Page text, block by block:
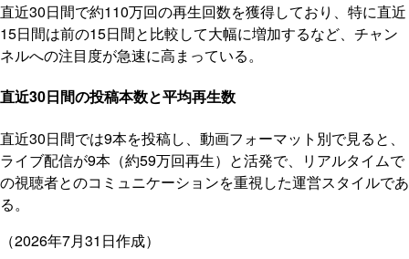
直近30日間で約110万回の再生回数を獲得しており、特に直近
15日間は前の15日間と比較して大幅に増加するなど、チャン
ネルへの注目度が急速に高まっている。
直近30日間の投稿本数と平均再生数
直近30日間では9本を投稿し、動画フォーマット別で見ると、
ライブ配信が9本（約59万回再生）と活発で、リアルタイムで
の視聴者とのコミュニケーションを重視した運営スタイルであ
る。
（2026年7月31日作成）